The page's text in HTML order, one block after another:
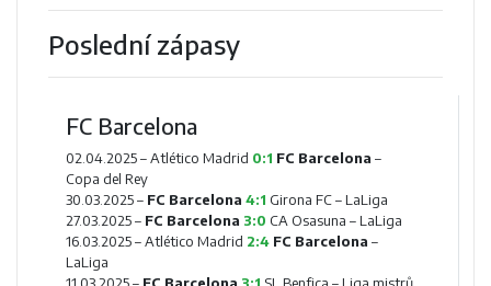
Poslední zápasy
FC Barcelona
02.04.2025 –Atlético Madrid 0:1 FC Barcelona –
Copa del Rey
30.03.2025 – FC Barcelona 4:1 Girona FC– LaLiga
27.03.2025 – FC Barcelona 3:0 CA Osasuna – LaLiga
16.03.2025 –Atlético Madrid 2:4 FC Barcelona –
LaLiga